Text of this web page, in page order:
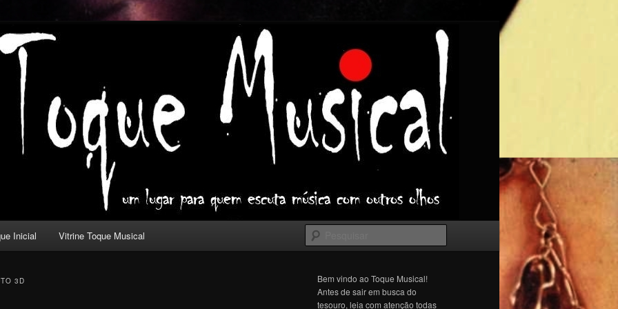
com outros olhos.
Inicial Vitrine Toque Musical
3D
Bem vindo ao Toque Musical!
Antes de sair em busca do
tesouro, leia com atenção todas